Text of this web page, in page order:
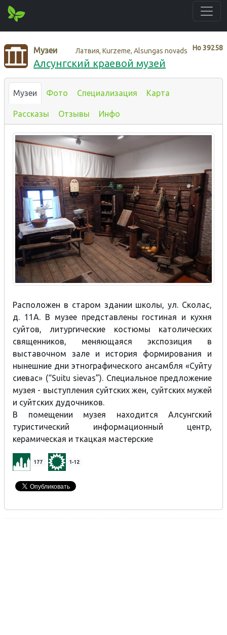
Нo39258
Музеи Латвия, Kurzeme, Alsungas novads
Алсунгский краевой музей
Музеи Фото Специализация Карта
Рассказы Отзывы Инфо
Расположен в старом здании школы, ул. Сколас,
д. 11А. В музее представлены гостиная и кухня
суйтов, литургические костюмы католических
священников, меняющаяся экспозиция в
выставочном зале и история формирования и
нынешние дни этнографического ансамбля «Суйту
сиевас» (“Suitu sievas”). Специальное предложение
музея - выступления суйтских жен, суйтских мужей
и суйтских дудочников.
В помещении музея находится Алсунгский
туристический информационный центр,
керамическая и ткацкая мастерские
177 1-12